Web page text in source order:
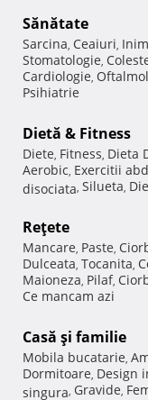
Sănătate
Sarcina, Ceaiuri,
Stomatologie,
Cardiologie,
Psihiatrie
Dietă & Fitness
Diete, Fitness, Dieta
Aerobic, Exercitii
disociata, Silueta,
Reţete
Mancare, Paste,
Dulceata, Tocanita,
Maioneza, Pilaf,
Ce mancam azi
Casă şi familie
Mobila bucatarie,
Dormitoare, Design
singura, Gravide,